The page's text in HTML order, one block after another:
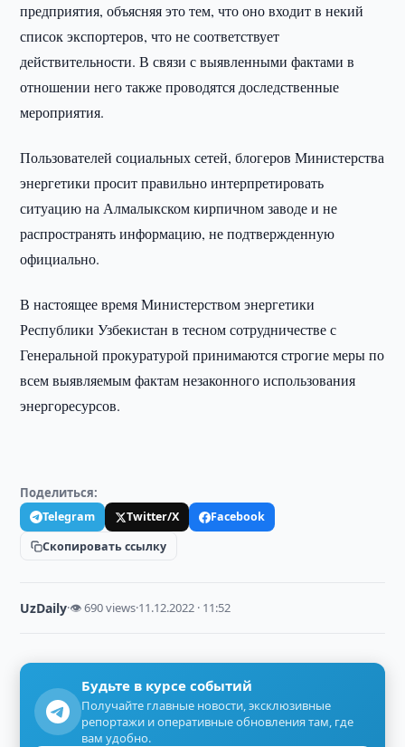
предприятия, объясняя это тем, что оно входит в некий
список экспортеров, что не соответствует
действительности. В связи с выявленными фактами в
отношении него также проводятся доследственные
мероприятия.
Пользователей социальных сетей, блогеров Министерства
энергетики просит правильно интерпретировать
ситуацию на Алмалыкском кирпичном заводе и не
распространять информацию, не подтвержденную
официально.
В настоящее время Министерством энергетики
Республики Узбекистан в тесном сотрудничестве с
Генеральной прокуратурой принимаются строгие меры по
всем выявляемым фактам незаконного использования
энергоресурсов.
Поделиться:
Telegram Twitter/X
Facebook
Скопировать ссылку
UzDaily·👁 690 views·11.12.2022 · 11:52
Будьте в курсе событий
Получайте главные новости, эксклюзивные
репортажи и оперативные обновления там, где
вам удобно.